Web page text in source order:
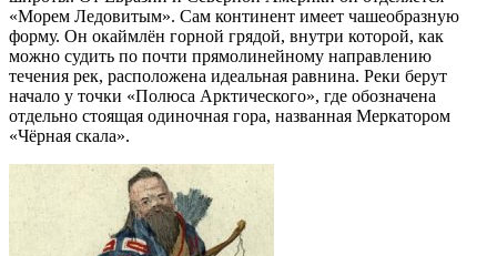
«Морем Ледовитым». Сам континент имеет чашеобразную
форму. Он окаймлён горной грядой, внутри которой, как
можно судить по почти прямолинейному направлению
течения рек, расположена идеальная равнина. Реки берут
начало у точки «Полюса Арктического», где обозначена
отдельно стоящая одиночная гора, названная Меркатором
«Чёрная скала».